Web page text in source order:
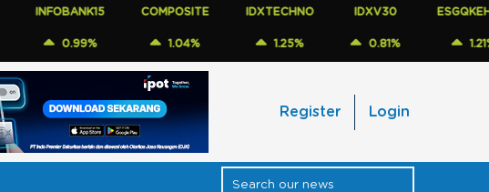
INFOBANK15
0.99%
COMPOSITE
1.04%
IDXTECHNO
1.25%
IDXV30
0.81%
ESGQKEHATI
1.21%
Register Login